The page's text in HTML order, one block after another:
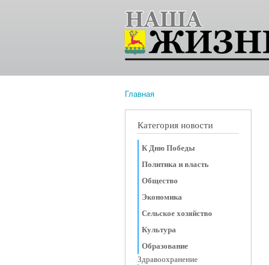
Главная
Категория новости
К Дню Победы
Политика и власть
Общество
Экономика
Сельское хозяйство
Культура
Образование
Здравоохранение